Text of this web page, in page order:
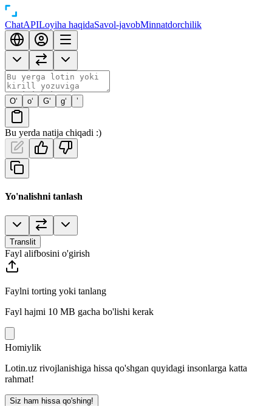
ChatAPILoyiha haqidaSavol-javobMinnatdorchilik
O‘ o‘ G‘ g‘ ’
Bu yerda natija chiqadi :)
Yo'nalishni tanlash
Translit
Fayl alifbosini o'girish
Faylni torting yoki tanlang
Fayl hajmi 10 MB gacha bo'lishi kerak
Homiylik
Lotin.uz rivojlanishiga hissa qo'shgan quyidagi insonlarga katta
rahmat!
Siz ham hissa qo'shing!